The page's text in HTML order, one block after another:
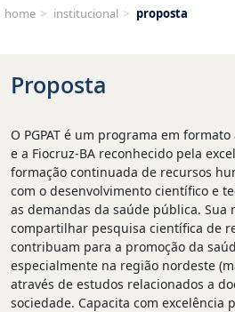
home > institucional > proposta
Proposta
O PGPAT é um programa em
e a Fiocruz-BA reconhecido pela
formação continuada de recursos
com o desenvolvimento científico e
as demandas da saúde pública. Sua
compartilhar pesquisa científica de
contribuam para a promoção da
especialmente na região nordeste
através de estudos relacionados a
sociedade. Capacita com excelência